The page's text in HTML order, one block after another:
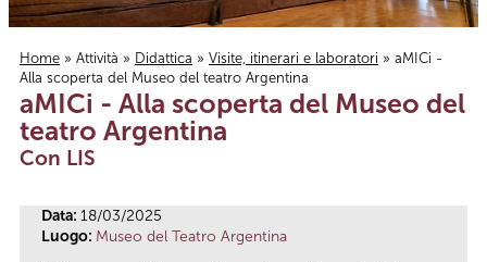
Tu sei qui
Home » Attività » Didattica » Visite, itinerari e laboratori » aMICi -
Alla scoperta del Museo del teatro Argentina
aMICi - Alla scoperta del Museo del
teatro Argentina
Con LIS
Data: 18/03/2025
Luogo: Museo del Teatro Argentina